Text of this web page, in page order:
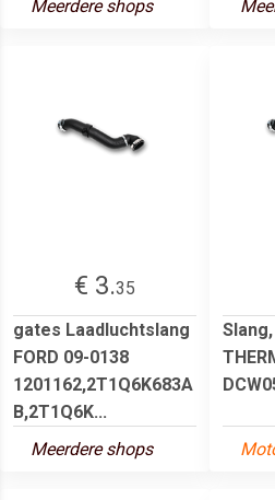
Meerdere shops
€ 3.35
gates Laadluchtslang
FORD 09-0138
1201162,2T1Q6K683A
B,2T1Q6K...
Meerdere shops